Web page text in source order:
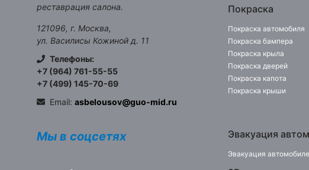
реставрация салона.
121096, г. Москва,
ул. Василисы Кожиной д. 11
Телефоны:
+7 (964) 761-55-55
+7 (499) 145-70-69
Email: asbelousov@guo-mid.ru
Мы в соцсетях
Покраска
Покраска автомобиля
Покраска бампера
Покраска крыла
Покраска дверей
Покраска капота
Покраска крыши
Эвакуация
Эвакуация